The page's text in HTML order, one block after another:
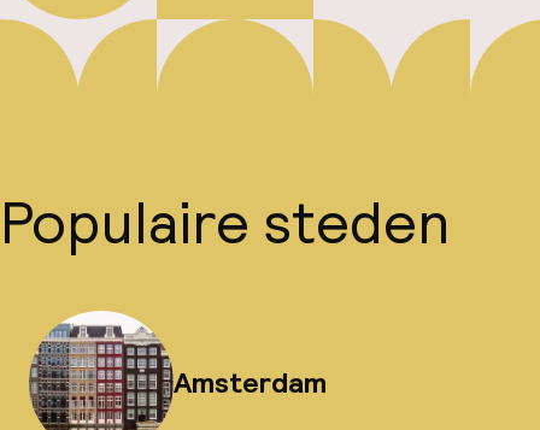
Populaire steden
Amsterdam